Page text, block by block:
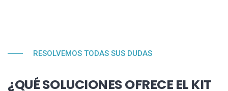
RESOLVEMOS TODAS SUS DUDAS
¿QUÉ SOLUCIONES OFRECE EL KIT